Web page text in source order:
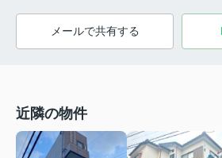
メールで共有する
近隣の物件